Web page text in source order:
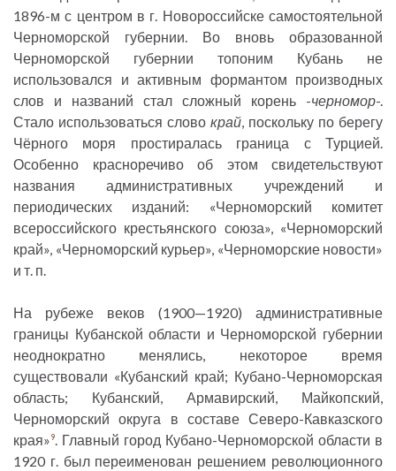
1896-м с центром в г. Новороссийске самостоятельной
Черноморской губернии. Во вновь образованной
Черноморской губернии топоним Кубань не
использовался и активным формантом производных
слов и названий стал сложный корень -черномор-.
Стало использоваться слово край, поскольку по берегу
Чёрного моря простиралась граница с Турцией.
Особенно красноречиво об этом свидетельствуют
названия административных учреждений и
периодических изданий: «Черноморский комитет
всероссийского крестьянского союза», «Черноморский
край», «Черноморский курьер», «Черноморские новости»
и т. п.
На рубеже веков (1900—1920) административные
границы Кубанской области и Черноморской губернии
неоднократно менялись, некоторое время
существовали «Кубанский край; Кубано-Черноморская
область; Кубанский, Армавирский, Майкопский,
Черноморский округа в составе Северо-Кавказского
края»9. Главный город Кубано-Черноморской области в
1920 г. был переименован решением революционного